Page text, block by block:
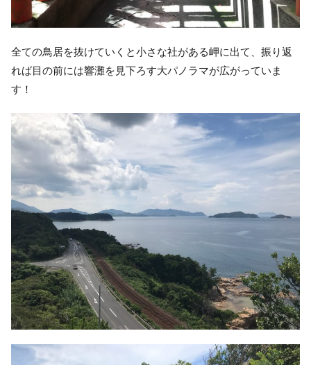
全ての鳥居を抜けていくと小さな社がある岬に出て、振り返
れば目の前には響灘を見下ろす大パノラマが広がっていま
す！